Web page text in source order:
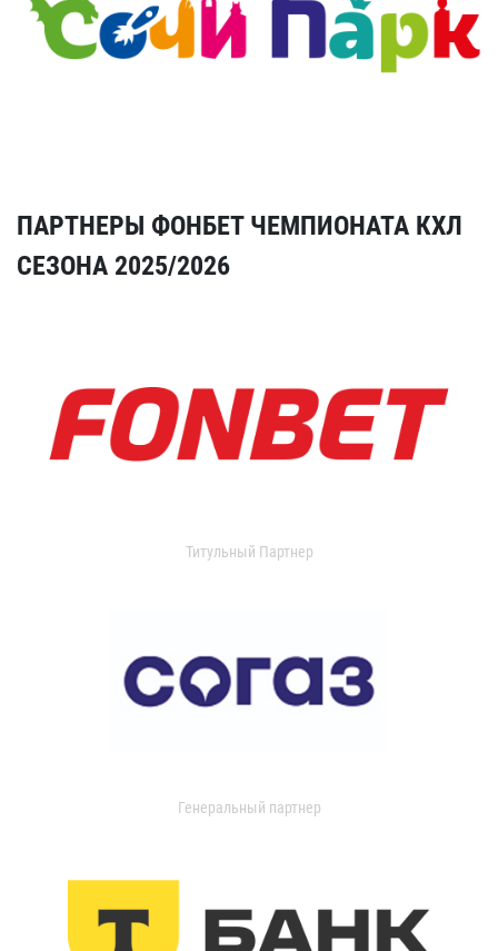
ПАРТНЕРЫ ФОНБЕТ ЧЕМПИОНАТА КХЛ
СЕЗОНА 2025/2026
Титульный Партнер
Генеральный партнер